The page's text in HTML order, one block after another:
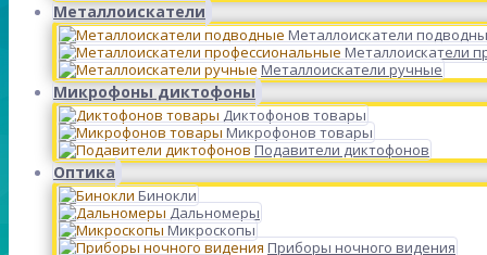
Металлоискатели
Металлоискатели
Металлоискатели
Металлоискатели ручные
Микрофоны диктофоны
Диктофонов товары
Микрофонов товары
Подавители диктофонов
Оптика
Бинокли
Дальномеры
Микроскопы
Приборы ночного видения